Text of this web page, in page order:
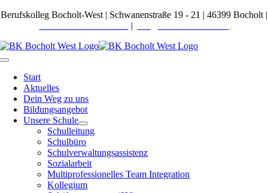
Zum
Berufskolleg Bocholt-West | Schwanenstraße 19 - 21 | 46399 Bocholt |
|
Toggle
Navigation
Start
Aktuelles
Dein Weg zu uns
Bildungsangebot
Unsere Schule
Schulleitung
Schulbüro
Schulverwaltungsassistenz
Sozialarbeit
Multiprofessionelles Team Integration
Kollegium